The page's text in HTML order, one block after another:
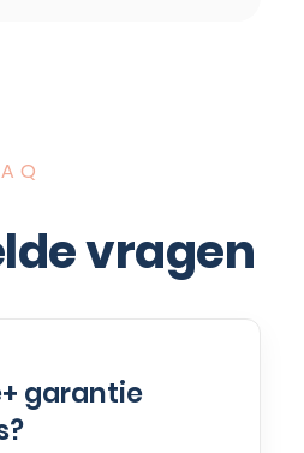
vragen
garantie